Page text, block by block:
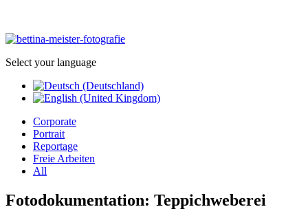
Select your language
Corporate
Portrait
Reportage
Freie Arbeiten
All
Fotodokumentation: Teppichweberei